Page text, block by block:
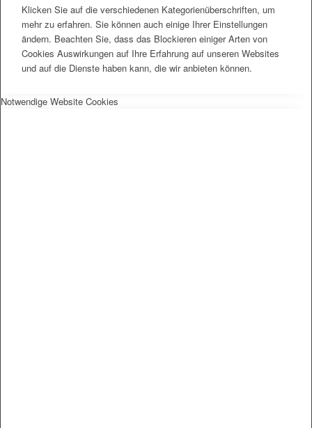
Klicken Sie auf die verschiedenen Kategorienüberschriften, um
mehr zu erfahren. Sie können auch einige Ihrer Einstellungen
ändern. Beachten Sie, dass das Blockieren einiger Arten von
Cookies Auswirkungen auf Ihre Erfahrung auf unseren Websites
und auf die Dienste haben kann, die wir anbieten können.
Notwendige Website Cookies